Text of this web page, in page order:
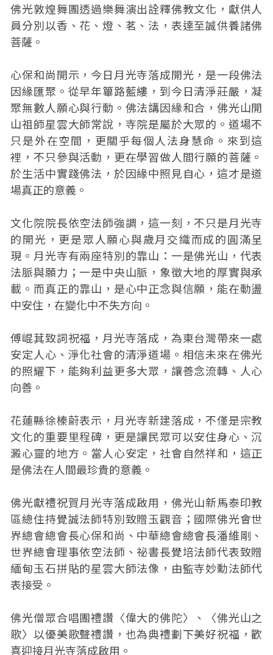
佛光敦煌舞團透過樂舞演出詮釋佛教文化，獻供人
員分別以香、花、燈、茗、法，表達至誠供養諸佛
菩薩。
心保和尚開示，今日月光寺落成開光，是一段佛法
因緣匯聚。從早年篳路藍縷，到今日清淨莊嚴，凝
聚無數人願心與行動。佛法講因緣和合，佛光山開
山祖師星雲大師常說，寺院是屬於大眾的。道場不
只是外在空間，更關乎每個人法身慧命。來到這
裡，不只參與活動，更在學習做人間行願的菩薩。
於生活中實踐佛法，於因緣中照見自心，這才是道
場真正的意義。
文化院院長依空法師強調，這一刻，不只是月光寺
的開光，更是眾人願心與歲月交織而成的圓滿呈
現。月光寺有兩座特別的靠山：一是佛光山，代表
法脈與願力；一是中央山脈，象徵大地的厚實與承
載。而真正的靠山，是心中正念與信願，能在動盪
中安住，在變化中不失方向。
傅崐萁致詞祝福，月光寺落成，為東台灣帶來一處
安定人心、淨化社會的清淨道場。相信未來在佛光
的照耀下，能夠利益更多大眾，讓善念流轉、人心
向善。
花蓮縣徐榛蔚表示，月光寺新建落成，不僅是宗教
文化的重要里程碑，更是讓民眾可以安住身心、沉
澱心靈的地方。當人心安定，社會自然祥和，這正
是佛法在人間最珍貴的意義。
佛光獻禮祝賀月光寺落成啟用，佛光山新馬泰印教
區總住持覺誠法師特別致贈玉觀音；國際佛光會世
界總會總會長心保和尚、中華總會總會長潘維剛、
世界總會理事依空法師、祕書長覺培法師代表致贈
緬甸玉石拼貼的星雲大師法像，由監寺妙勳法師代
表接受。
佛光僧眾合唱團禮讚〈偉大的佛陀〉、〈佛光山之
歌〉以優美歌聲禮讚，也為典禮劃下美好祝福，歡
喜迎接月光寺落成啟用。